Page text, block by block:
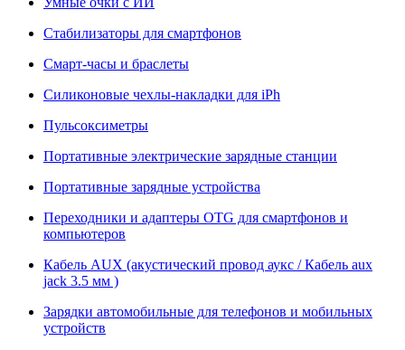
Стабилизаторы для смартфонов
Смарт-часы и браслеты
Силиконовые чехлы-накладки для iPh
Пульсоксиметры
Портативные электрические зарядные станции
Портативные зарядные устройства
Переходники и адаптеры OTG для смартфонов и
компьютеров
Кабель AUX (акустический провод аукс / Кабель aux
jack 3.5 мм )
Зарядки автомобильные для телефонов и мобильных
устройств